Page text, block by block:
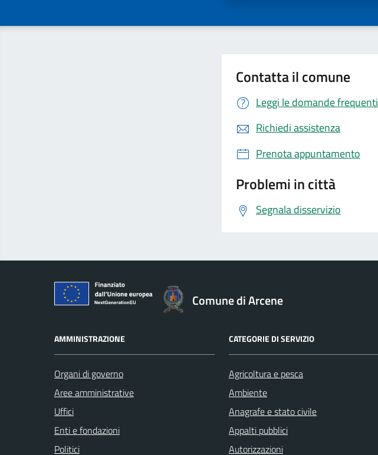
Contatta il comune
Leggi le domande frequenti
Richiedi assistenza
Prenota appuntamento
Problemi in città
Segnala disservizio
Comune di Arcene
AMMINISTRAZIONE
Organi di governo
Aree amministrative
Uffici
Enti e fondazioni
Politici
CATEGORIE DI SERVIZIO
Agricoltura e pesca
Ambiente
Anagrafe e stato civile
Appalti pubblici
Autorizzazioni